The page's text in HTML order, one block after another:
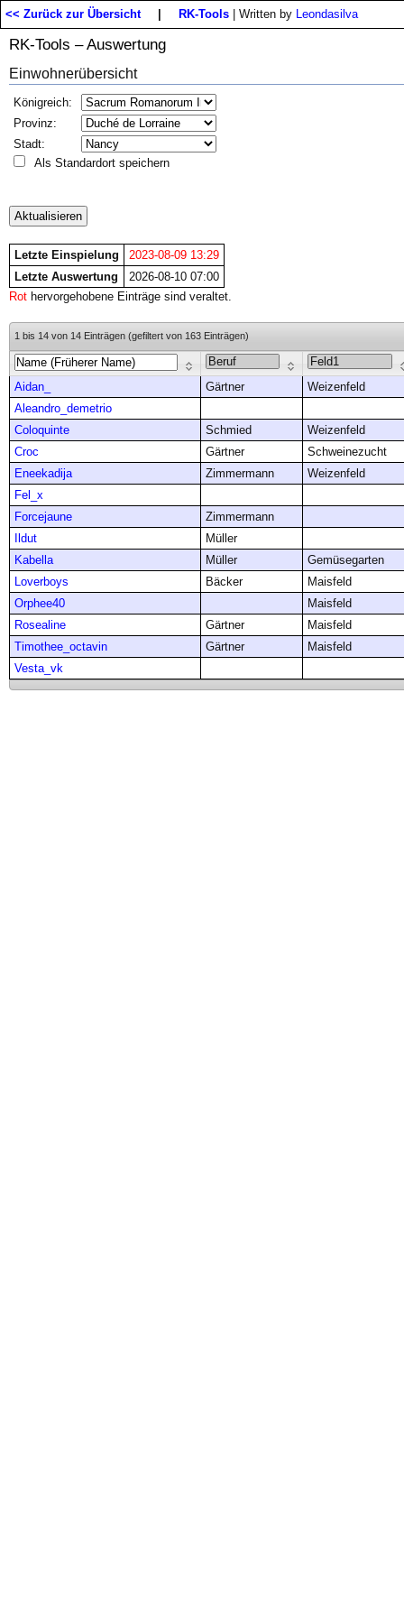
<< Zurück zur Übersicht RK-Tools | Written by Leondasilva
RK-Tools – Auswertung
Einwohnerübersicht
Königreich:
Provinz:
Stadt:
Als Standardort speichern
Letzte Einspielung
2023-08-09 13:29
Letzte Auswertung
2026-08-10 07:00
Rot hervorgehobene Einträge sind veraltet.
1 bis 14 von 14 Einträgen (gefiltert von 163 Einträgen)
Aidan_ Gärtner
Weizenfeld
Aleandro_demetrio
Coloquinte
Schmied
Weizenfeld
Croc
Gärtner
Schweinezucht
Eneekadija
Zimmermann
Weizenfeld
Fel_x
Forcejaune
Zimmermann
Ildut
Müller
Kabella
Müller
Gemüsegarten
Loverboys
Bäcker
Maisfeld
Orphee40
Maisfeld
Rosealine
Gärtner
Maisfeld
Timothee_octavin
Gärtner
Maisfeld
Vesta_vk